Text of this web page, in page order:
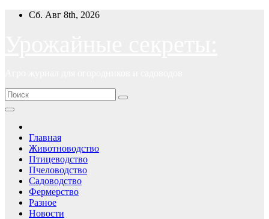
ПерейтиСб. Авг 8th, 2026
Главная
Животноводство
Птицеводство
Пчеловодство
Садоводство
Фермерство
Разное
Новости